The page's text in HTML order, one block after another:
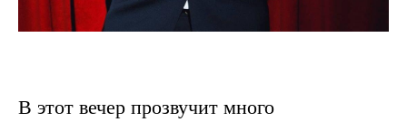
В этот вечер прозвучит много